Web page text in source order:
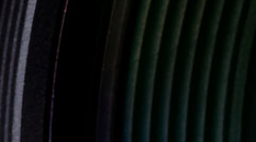
CAMERA’S OBJECTIEVEN
NATUUROBSERVATIE
STUDIOFOTOGRAFIE